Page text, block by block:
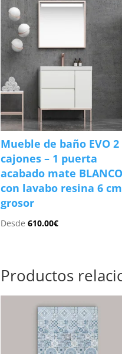
Mueble de baño EVO 2
cajones – 1 puerta
acabado mate BLANCO
con lavabo resina 6 cm
grosor
Desde610.00€
Productos